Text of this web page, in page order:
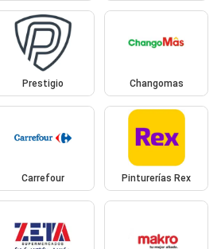
Prestigio Changomas
Carrefour Pinturerías Rex